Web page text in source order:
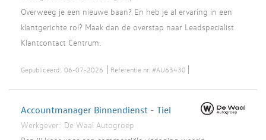
Overweeg je een nieuwe baan? En heb je al ervaring in een
klantgerichte rol? Maak dan de overstap naar Leadspecialist
Klantcontact Centrum.
Gepubliceerd: 06-07-2026 Referentie nr: #AU63430
Accountmanager Binnendienst - Tiel
Werkgever: De Waal Autogroep